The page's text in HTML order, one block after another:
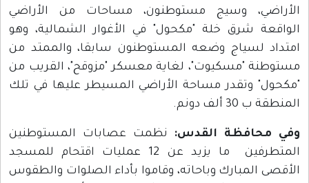
الأراضي، وسيج مستوطنون، مساحات من الأراضي
الواقعة شرق خلة "مكحول" في الأغوار الشمالية، وهو
امتداد لسياج وضعه المستوطنون سابقا، والممتد من
مستوطنة "مسكيوت"، لغاية معسكر "مزوقح"، القريب من
"مكحول" وتقدر مساحة الأراضي المسيطر عليها في تلك
المنطقة ب 30 ألف دونم.
وفي محافظة القدس: نظمت عصابات المستوطنين
المتطرفين ما يزيد عن 12 عمليات اقتحام للمسجد
الأقصى المبارك وباحاته، وقاموا بأداء الصلوات والطقوس